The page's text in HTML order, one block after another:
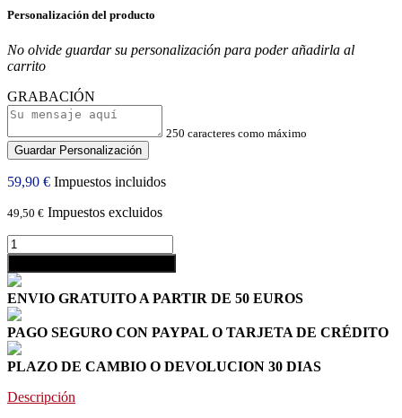
Personalización del producto
No olvide guardar su personalización para poder añadirla al
carrito
GRABACIÓN
250 caracteres como máximo
Guardar Personalización
59,90 € Impuestos incluidos
49,50 € Impuestos excluidos
ENVIO GRATUITO A PARTIR DE 50 EUROS
PAGO SEGURO CON PAYPAL O TARJETA DE CRÉDITO
PLAZO DE CAMBIO O DEVOLUCION 30 DIAS
Descripción